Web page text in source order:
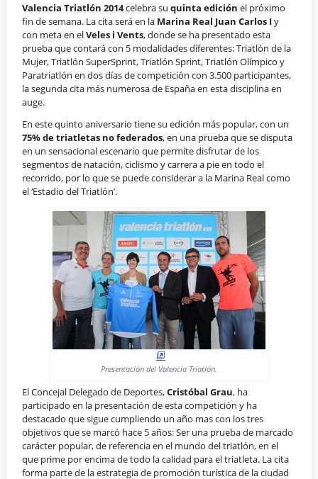
Valencia Triatlón 2014celebra suquinta edición el próximo
fin de semana. La cita será en la Marina Real Juan Carlos Iy
con meta en elVeles i Vents, donde se ha presentado esta
prueba que contará con 5 modalidades diferentes: Triatlón de la
Mujer, Triatlón SuperSprint, Triatlón Sprint, Triatlón Olímpico y
Paratriatlón en dos días de competición con 3.500 participantes,
la segunda cita más numerosa de España en esta disciplina en
auge.
En este quinto aniversario tiene su edición más popular, con un
75% de triatletas no federados, en una prueba que se disputa
en un sensacional escenario que permite disfrutar de los
segmentos de natación, ciclismo y carrera a pie en todo el
recorrido, por lo que se puede considerar a la Marina Real como
el ‘Estadio del Triatlón’.
Presentación del Valencia Triatlón.
El Concejal Delegado de Deportes,Cristóbal Grau, ha
participado en la presentación de esta competición y ha
destacado que sigue cumpliendo un año mas con los tres
objetivos que se marcó hace 5 años: Ser una prueba de marcado
carácter popular, de referencia en el mundo del triatlón, en el
que prime por encima de todo la calidad para el triatleta. La cita
forma parte de la estrategia de promoción turística de la ciudad